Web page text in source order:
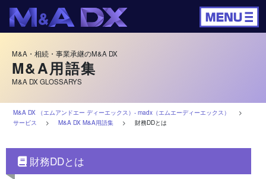
M&A・相続・事業承継のM&A DX
M&A用語集
M&A DX GLOSSARYS
M&A DX （エムアンドエー ディーエックス）‐ madx（エムエーディーエックス）
>
サービス > M&A DX M&A用語集 > 財務DDとは
財務DDとは